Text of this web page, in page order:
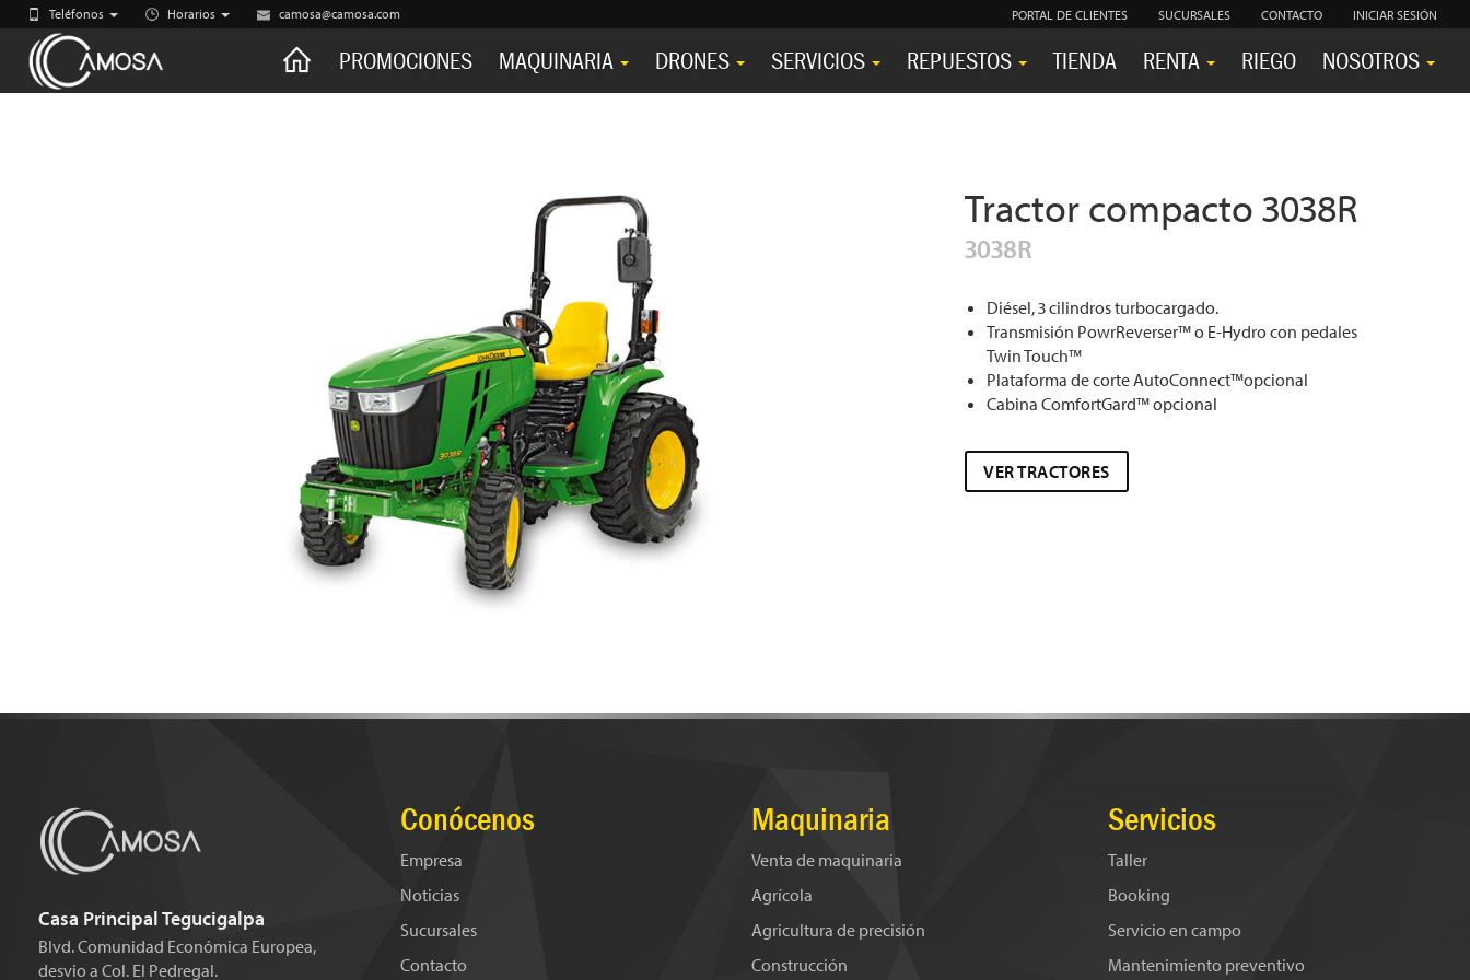
Teléfonos Horarios camosa@camosa.com PORTAL DE CLIENTES SUCURSALES CONTACTO INICIAR SESIÓN
CAMOSAPROMOCIONES MAQUINARIA DRONES SERVICIOS REPUESTOS TIENDA RENTA RIEGO NOSOTROS
Tractor compacto 3038R
3038R
Diésel, 3 cilindros turbocargado.
Transmisión PowrReverser™ o E-Hydro con pedales
Twin Touch™
Plataforma de corte AutoConnect™opcional
Cabina ComfortGard™ opcional
VER TRACTORES
Casa Principal Tegucigalpa
Blvd. Comunidad Económica Europea,
desvio a Col. El Pedregal.
Conócenos
Empresa
Noticias
Sucursales
Contacto
Maquinaria
Venta de maquinaria
Agrícola
Agricultura de precisión
Construcción
Servicios
Taller
Booking
Servicio en campo
Mantenimiento preventivo